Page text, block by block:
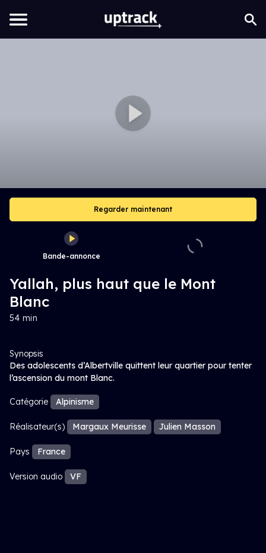
Regarder maintenant
Bande-annonce
Yallah, plus haut que le Mont
Blanc
54 min
Synopsis
Des adolescents d’Albertville quittent leur quartier pour tenter
l’ascension du mont Blanc.
Catégorie Alpinisme
Réalisateur(s) Margaux Meurisse Julien Masson
Pays France
Version audio VF